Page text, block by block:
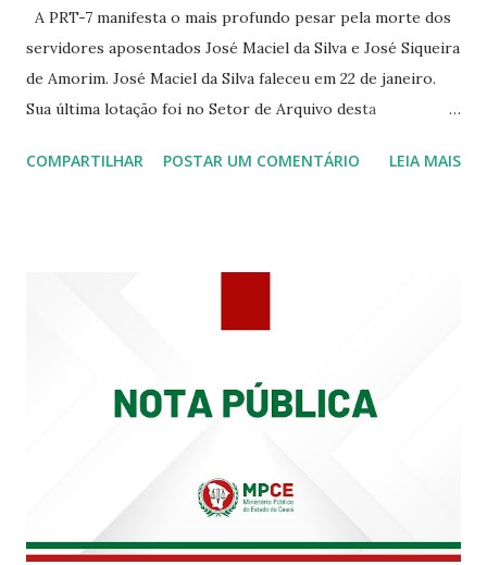
A PRT-7 manifesta o mais profundo pesar pela morte dos
servidores aposentados José Maciel da Silva e José Siqueira
de Amorim. José Maciel da Silva faleceu em 22 de janeiro.
Sua última lotação foi no Setor de Arquivo desta
Siqueira Amorim faleceu em 28 de fevereiro e encerrou a
COMPARTILHAR POSTAR UM COMENTÁRIO LEIA MAIS